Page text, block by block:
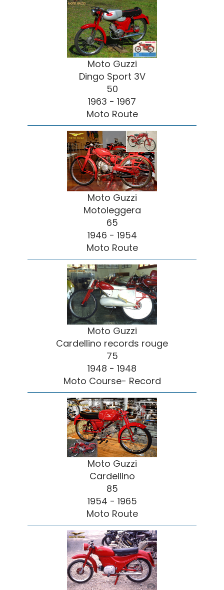
Moto Guzzi
Dingo Sport 3V
50
1963 - 1967
Moto Route
Moto Guzzi
Motoleggera
65
1946 - 1954
Moto Route
Moto Guzzi
Cardellino records rouge
75
1948 - 1948
Moto Course- Record
Moto Guzzi
Cardellino
85
1954 - 1965
Moto Route